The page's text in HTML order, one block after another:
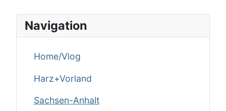
Navigation
Home/Vlog
Harz+Vorland
Sachsen-Anhalt